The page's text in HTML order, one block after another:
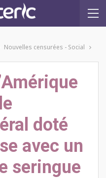
Nouvelles censurées - Social
doté
avec un
seringue